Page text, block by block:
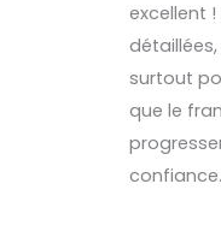
excellent
surtout
que le
confiance.